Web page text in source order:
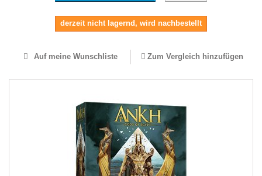
derzeit nicht lagernd, wird nachbestellt
Auf meine Wunschliste Zum Vergleich hinzufügen